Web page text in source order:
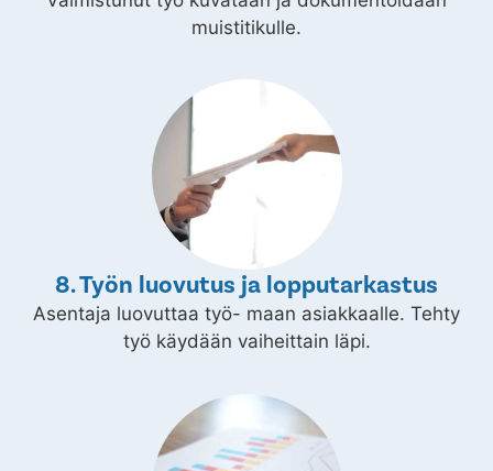
muistitikulle.
8. Työn luovutus ja lopputarkastus
Asentaja luovuttaa työ- maan asiakkaalle. Tehty
työ käydään vaiheittain läpi.